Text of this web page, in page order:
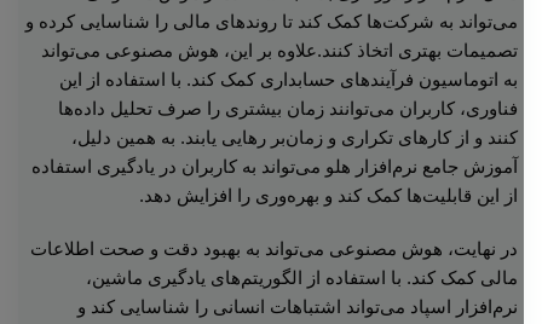
می‌تواند به شرکت‌ها کمک کند تا روندهای مالی را شناسایی کرده و
تصمیمات بهتری اتخاذ کنند.علاوه بر این، هوش مصنوعی می‌تواند
به اتوماسیون فرآیندهای حسابداری کمک کند. با استفاده از این
فناوری، کاربران می‌توانند زمان بیشتری را صرف تحلیل داده‌ها
کنند و از کارهای تکراری و زمان‌بر رهایی یابند. به همین دلیل،
آموزش جامع نرم‌افزار هلو می‌تواند به کاربران در یادگیری استفاده
از این قابلیت‌ها کمک کند و بهره‌وری را افزایش دهد.
در نهایت، هوش مصنوعی می‌تواند به بهبود دقت و صحت اطلاعات
مالی کمک کند. با استفاده از الگوریتم‌های یادگیری ماشین،
نرم‌افزار اسپاد می‌تواند اشتباهات انسانی را شناسایی کند و